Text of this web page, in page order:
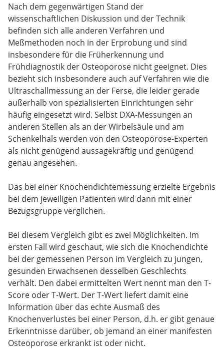
Nach dem gegenwärtigen Stand der
wissenschaftlichen Diskussion und der Technik
befinden sich alle anderen Verfahren und
Meßmethoden noch in der Erprobung und sind
insbesondere für die Früherkennung und
Frühdiagnostik der Osteoporose nicht geeignet. Dies
bezieht sich insbesondere auch auf Verfahren wie die
Ultraschallmessung an der Ferse, die leider gerade
außerhalb von spezialisierten Einrichtungen sehr
häufig eingesetzt wird. Selbst DXA-Messungen an
anderen Stellen als an der Wirbelsäule und am
Schenkelhals werden von den Osteoporose-Experten
als nicht genügend aussagekräftig und genügend
genau angesehen.
Das bei einer Knochendichtemessung erzielte Ergebnis
bei dem jeweiligen Patienten wird dann mit einer
Bezugsgruppe verglichen.
Bei diesem Vergleich gibt es zwei Möglichkeiten. Im
ersten Fall wird geschaut, wie sich die Knochendichte
bei der gemessenen Person im Vergleich zu jungen,
gesunden Erwachsenen desselben Geschlechts
verhält. Den dabei ermittelten Wert nennt man den T-
Score oder T-Wert. Der T-Wert liefert damit eine
Information über das echte Ausmaß des
Knochenverlustes bei einer Person, d.h. er gibt genaue
Erkenntnisse darüber, ob jemand an einer manifesten
Osteoporose erkrankt ist oder nicht.